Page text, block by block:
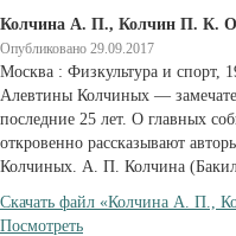
Колчина А. П., Колчин П. К. О
Опубликовано 29.09.2017
Москва : Физкультура и спорт,
Алевтины Колчиных —
последние 25 лет. О главных
откровенно рассказывают
Колчиных. А. П. Колчина
Cкачать файл «Колчина А. П.,
Посмотреть